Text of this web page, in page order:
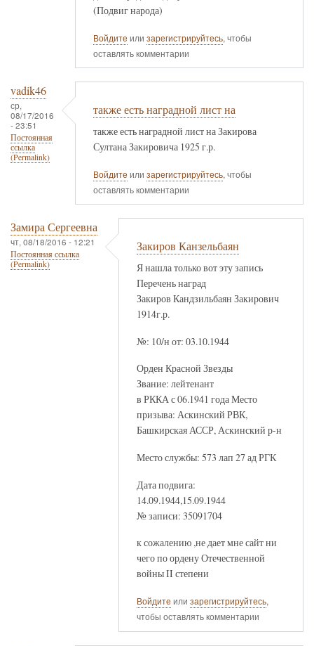
(Подвиг народа)
Войдите или зарегистрируйтесь, чтобы
оставлять комментарии
vadik46
ср,
08/17/2016
- 23:51
Постоянная
ссылка
(Permalink)
также есть наградной лист на
также есть наградной лист на Закирова
Султана Закировича 1925 г.р.
Войдите или зарегистрируйтесь, чтобы
оставлять комментарии
Замира Сергеевна
чт, 08/18/2016 - 12:21
Постоянная ссылка
(Permalink)
Закиров Канзельбаян
Я нашла только вот эту запись
Перечень наград
Закиров Кандзильбаян Закирович
1914г.р.
№: 10/н от: 03.10.1944
Орден Красной Звезды
Звание: лейтенант
в РККА с 06.1941 года Место
призыва: Аскинский РВК,
Башкирская АССР, Аскинский р-н
Место службы: 573 лап 27 ад РГК
Дата подвига:
14.09.1944,15.09.1944
№ записи: 35091704
к сожалению ,не дает мне сайт ни
чего по ордену Отечественной
войны II степени
Войдите или зарегистрируйтесь,
чтобы оставлять комментарии